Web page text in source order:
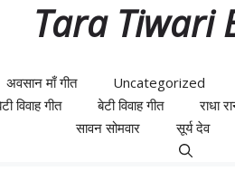
Tara Tiwari
अवसान माँ गीत Uncategorized
विवाह गीत बेटी विवाह गीत राधा
सावन सोमवार
सूर्य देव